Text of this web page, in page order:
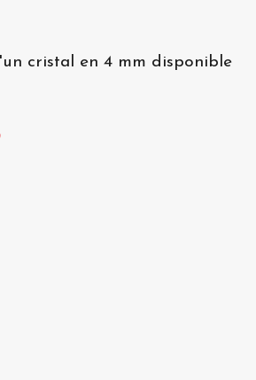
cristal en 4 mm disponible